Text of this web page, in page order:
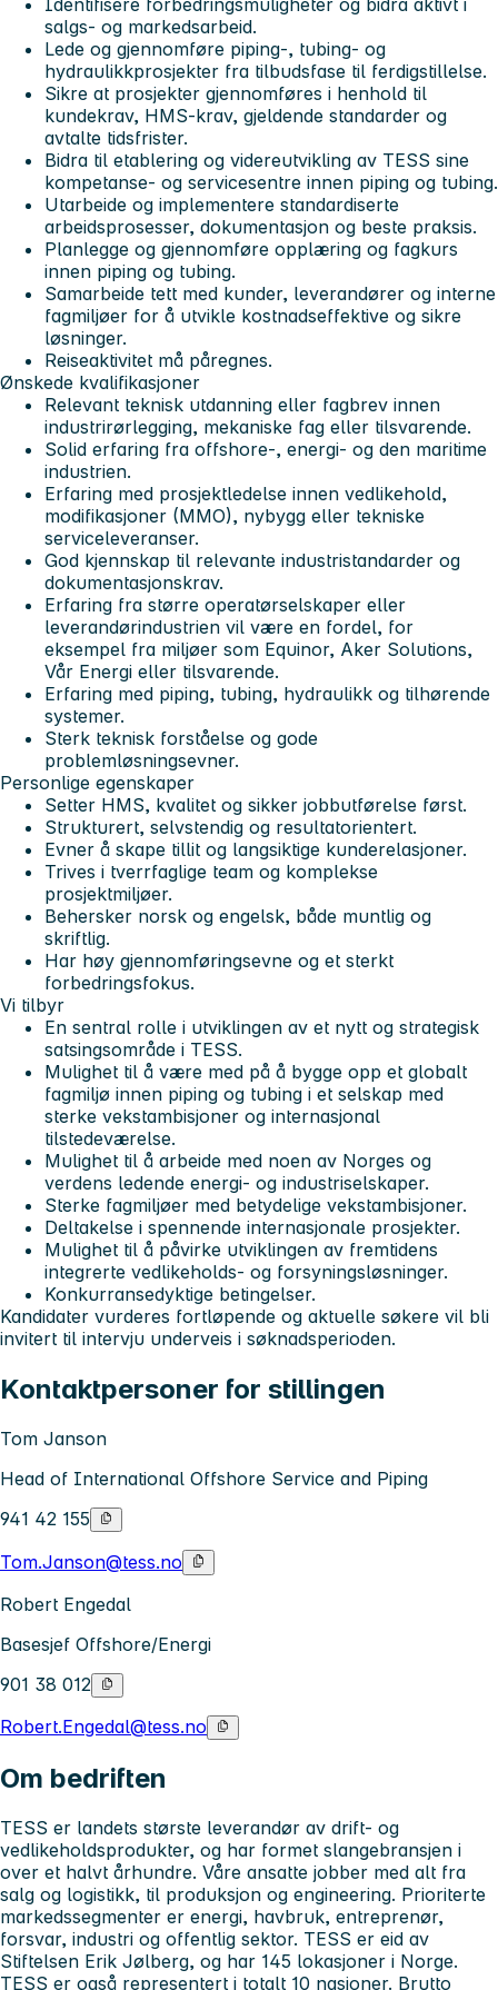
Identifisere forbedringsmuligheter og bidra aktivt i
salgs- og markedsarbeid.
Lede og gjennomføre piping-, tubing- og
hydraulikkprosjekter fra tilbudsfase til ferdigstillelse.
Sikre at prosjekter gjennomføres i henhold til
kundekrav, HMS-krav, gjeldende standarder og
avtalte tidsfrister.
Bidra til etablering og videreutvikling av TESS sine
kompetanse- og servicesentre innen piping og tubing.
Utarbeide og implementere standardiserte
arbeidsprosesser, dokumentasjon og beste praksis.
Planlegge og gjennomføre opplæring og fagkurs
innen piping og tubing.
Samarbeide tett med kunder, leverandører og interne
fagmiljøer for å utvikle kostnadseffektive og sikre
løsninger.
Reiseaktivitet må påregnes.
Ønskede kvalifikasjoner
Relevant teknisk utdanning eller fagbrev innen
industrirørlegging, mekaniske fag eller tilsvarende.
Solid erfaring fra offshore-, energi- og den maritime
industrien.
Erfaring med prosjektledelse innen vedlikehold,
modifikasjoner (MMO), nybygg eller tekniske
serviceleveranser.
God kjennskap til relevante industristandarder og
dokumentasjonskrav.
Erfaring fra større operatørselskaper eller
leverandørindustrien vil være en fordel, for
eksempel fra miljøer som Equinor, Aker Solutions,
Vår Energi eller tilsvarende.
Erfaring med piping, tubing, hydraulikk og tilhørende
systemer.
Sterk teknisk forståelse og gode
problemløsningsevner.
Personlige egenskaper
Setter HMS, kvalitet og sikker jobbutførelse først.
Strukturert, selvstendig og resultatorientert.
Evner å skape tillit og langsiktige kunderelasjoner.
Trives i tverrfaglige team og komplekse
prosjektmiljøer.
Behersker norsk og engelsk, både muntlig og
skriftlig.
Har høy gjennomføringsevne og et sterkt
forbedringsfokus.
Vi tilbyr
En sentral rolle i utviklingen av et nytt og strategisk
satsingsområde i TESS.
Mulighet til å være med på å bygge opp et globalt
fagmiljø innen piping og tubing i et selskap med
sterke vekstambisjoner og internasjonal
tilstedeværelse.
Mulighet til å arbeide med noen av Norges og
verdens ledende energi- og industriselskaper.
Sterke fagmiljøer med betydelige vekstambisjoner.
Deltakelse i spennende internasjonale prosjekter.
Mulighet til å påvirke utviklingen av fremtidens
integrerte vedlikeholds- og forsyningsløsninger.
Konkurransedyktige betingelser.
Kandidater vurderes fortløpende og aktuelle søkere vil bli
invitert til intervju underveis i søknadsperioden.
Kontaktpersoner for stillingen
Tom Janson
Head of International Offshore Service and Piping
941 42 155
Tom.Janson@tess.no
Robert Engedal
Basesjef Offshore/Energi
901 38 012
Robert.Engedal@tess.no
Om bedriften
TESS er landets største leverandør av drift- og
vedlikeholdsprodukter, og har formet slangebransjen i
over et halvt århundre. Våre ansatte jobber med alt fra
salg og logistikk, til produksjon og engineering. Prioriterte
markedssegmenter er energi, havbruk, entreprenør,
forsvar, industri og offentlig sektor. TESS er eid av
Stiftelsen Erik Jølberg, og har 145 lokasjoner i Norge.
TESS er også representert i totalt 10 nasjoner. Brutto